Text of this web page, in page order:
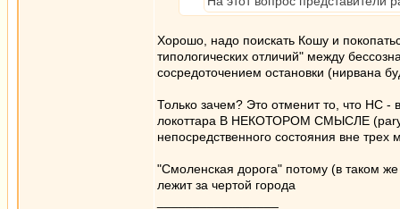
Хорошо, надо поискать Кошу и
типологических отличий" между
сосредоточением остановки (нирвана
Только зачем? Это отменит то, что НС -
локоттара В НЕКОТОРОМ СМЫСЛЕ
непосредственного состояния вне трех
"Смоленская дорога" потому (в таком
лежит за чертой города